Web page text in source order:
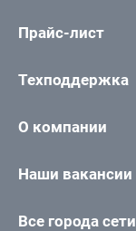
Прайс-лист
Техподдержка
О компании
Наши вакансии
Все города сети